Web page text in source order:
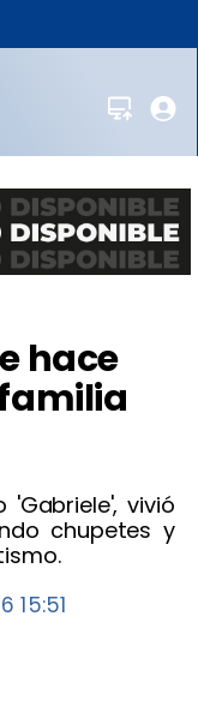
hace
vivió
chupetes y
15:51